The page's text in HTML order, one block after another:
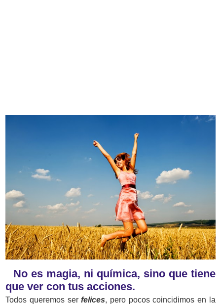
No es magia, ni química, sino que tiene
que ver con tus acciones.
Todos queremos serfelices, pero pocos coincidimos en la